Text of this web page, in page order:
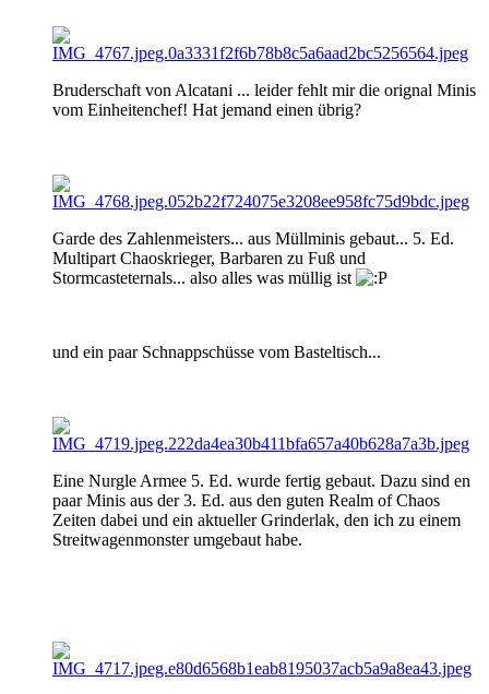
Bruderschaft von Alcatani ... leider fehlt mir die orignal Minis
vom Einheitenchef! Hat jemand einen übrig?
Garde des Zahlenmeisters... aus Müllminis gebaut... 5. Ed.
Multipart Chaoskrieger, Barbaren zu Fuß und
Stormcasteternals... also alles was müllig ist
und ein paar Schnappschüsse vom Basteltisch...
Eine Nurgle Armee 5. Ed. wurde fertig gebaut. Dazu sind en
paar Minis aus der 3. Ed. aus den guten Realm of Chaos
Zeiten dabei und ein aktueller Grinderlak, den ich zu einem
Streitwagenmonster umgebaut habe.